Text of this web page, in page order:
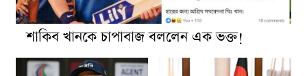
শাকিব খানকে চাপাবাজ বললেন এক ভক্ত!